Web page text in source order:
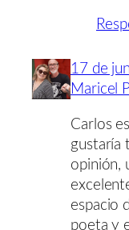
17 de
Maricel
Carlos
gustaría
opinión,
espacio
poeta y